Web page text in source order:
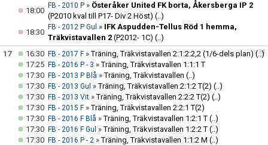
18:00
FB - 2010 P » Österåker United FK borta, Åkersberga IP 2
(P2010 kval till P17- Div 2 Höst) (..)
18:30
FB - 2012 P Gul » IFK Aspudden-Tellus Röd 1 hemma,
Träkvistavallen 2 (P2012- 1C) (..)
v.34
17 16:30 FB - 2017 F»Träning, Träkvistavallen 2:1:2:2,2 (1/6-dels plan) (..)
17:25 FB - 2016 P - 3 »Träning, Träkvistavallen 1:1:1 T
17:30 FB - 2013 P Blå »Träning, Träkvistavallen (..)
17:30 FB - 2013 Gul »Träning, Träkvistavallen 2:1:2 T(2) (..)
17:30 FB - 2013 Vit »Träning, Träkvistavallen 2:2:2 T(2) (..)
17:30 FB - 2015 F»Träning, Träkvistavallen 2:2:1 T(2)
17:30 FB - 2016 F Blå »Träning, Träkvistavallen 1:2:1 T (..)
17:30 FB - 2016 F Gul »Träning, Träkvistavallen 1:2:2 T (..)
17:30 FB - 2016 P - 2 »Träning, Träkvistavallen 1:1:2 M (..)